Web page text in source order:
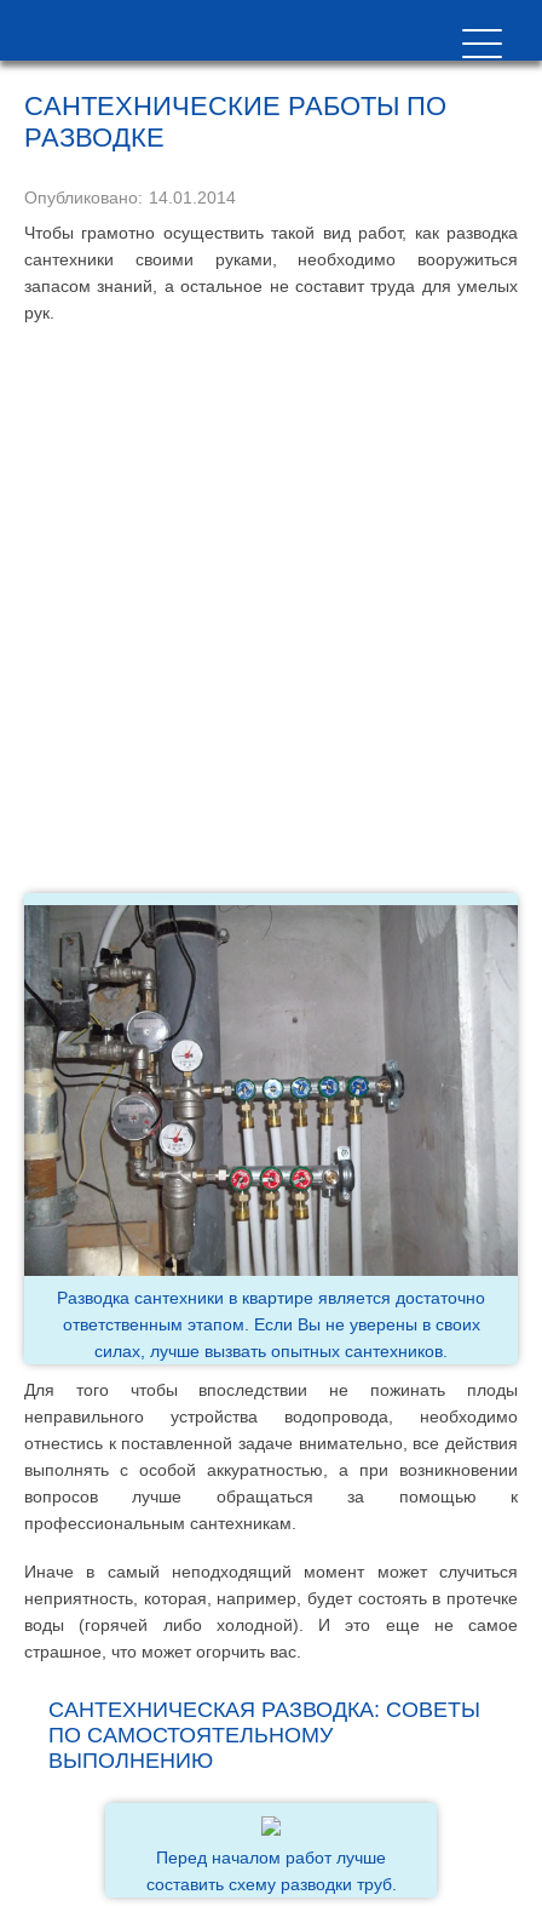
САНТЕХНИЧЕСКИЕ РАБОТЫ ПО
РАЗВОДКЕ
Опубликовано: 14.01.2014
Чтобы грамотно осуществить такой вид работ, как разводка
сантехники своими руками, необходимо вооружиться
запасом знаний, а остальное не составит труда для умелых
рук.
Разводка сантехники в квартире является достаточно
ответственным этапом. Если Вы не уверены в своих
силах, лучше вызвать опытных сантехников.
Для того чтобы впоследствии не пожинать плоды
неправильного устройства водопровода, необходимо
отнестись к поставленной задаче внимательно, все действия
выполнять с особой аккуратностью, а при возникновении
вопросов лучше обращаться за помощью к
профессиональным сантехникам.
Иначе в самый неподходящий момент может случиться
неприятность, которая, например, будет состоять в протечке
воды (горячей либо холодной). И это еще не самое
страшное, что может огорчить вас.
САНТЕХНИЧЕСКАЯ РАЗВОДКА: СОВЕТЫ
ПО САМОСТОЯТЕЛЬНОМУ
ВЫПОЛНЕНИЮ
Перед началом работ лучше
составить схему разводки труб.